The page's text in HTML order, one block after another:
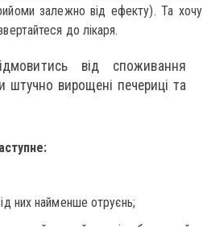
залежно від ефекту). Та хочу
до лікаря.
від споживання
штучно вирощені печериці та
них найменше отруєнь;